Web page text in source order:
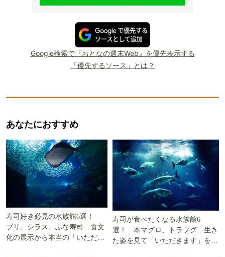
Google検索で『おとなの週末Web』を優先表示する
「優先するソース」とは？
あなたにおすすめ
寿司好き必見の水族館6選！
ブリ、シラス、ふな寿司…食文
化の展示から本当の「いただき
寿司が食べたくなる水族館6
選！ 本マグロ、トラフグ…生き
た姿を見て「いただきます」を考